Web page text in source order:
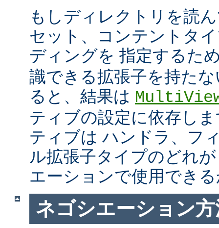
もしディレクトリを読
セット、コンテントタ
ディングを 指定するた
識できる拡張子を持た
ると、結果は
ティブの設定に依存し
ティブは ハンドラ、フ
ル拡張子タイプのどれ
エーションで使用でき
ネゴシエーション方